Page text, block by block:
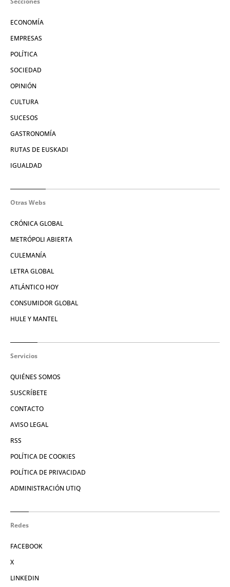
ECONOMÍA
EMPRESAS
POLÍTICA
SOCIEDAD
OPINIÓN
CULTURA
SUCESOS
GASTRONOMÍA
RUTAS DE EUSKADI
IGUALDAD
Otras Webs
CRÓNICA GLOBAL
METRÓPOLI ABIERTA
CULEMANÍA
LETRA GLOBAL
ATLÁNTICO HOY
CONSUMIDOR GLOBAL
HULE Y MANTEL
Servicios
QUIÉNES SOMOS
SUSCRÍBETE
CONTACTO
AVISO LEGAL
RSS
POLÍTICA DE COOKIES
POLÍTICA DE PRIVACIDAD
ADMINISTRACIÓN UTIQ
Redes
FACEBOOK
X
LINKEDIN